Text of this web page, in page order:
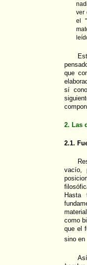
ver
el
que
sí
2. Las
2.1.
vacío,
Hasta
como
que el
sino en